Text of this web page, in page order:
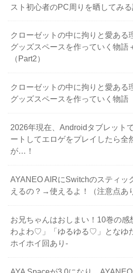
スト初心者のPC周りを晒してみる
クローゼットの中に拘りと愛ある
グッズスペースを作っていく物語
（Part2）
クローゼットの中に拘りと愛ある
グッズスペースを作っていく物語
2026年現在、Androidタブレット
ートしてエロゲをプレイしたら全
が…！
AYANEO AIRにSwitchのスティッ
えるの？→使えるよ！（注意点あ
お兄ちゃんはおしまい！10巻の感
わよわ♡」「ゆるゆる♡」となゆ
ホイホイ回あり-